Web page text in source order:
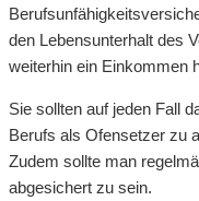
den Lebensunterhalt des
weiterhin ein Einkommen
Sie sollten auf jeden Fall
Berufs als Ofensetzer zu
Zudem sollte man
abgesichert zu sein.